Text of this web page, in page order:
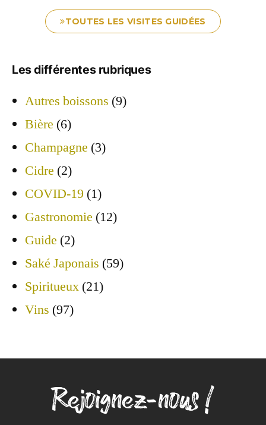
TOUTES LES VISITES GUIDÉES
Les différentes rubriques
Autres boissons (9)
Bière (6)
Champagne (3)
Cidre (2)
COVID-19 (1)
Gastronomie (12)
Guide (2)
Saké Japonais (59)
Spiritueux (21)
Vins (97)
Rejoignez-nous !